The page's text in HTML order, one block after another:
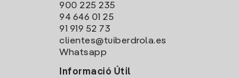
900 225 235
94 646 01 25
91 919 52 73
clientes@tuiberdrola.es
Whatsapp
Informació Útil